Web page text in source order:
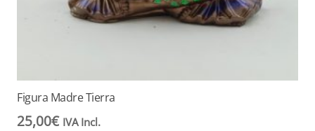
Figura Madre Tierra
25,00€ IVA Incl.